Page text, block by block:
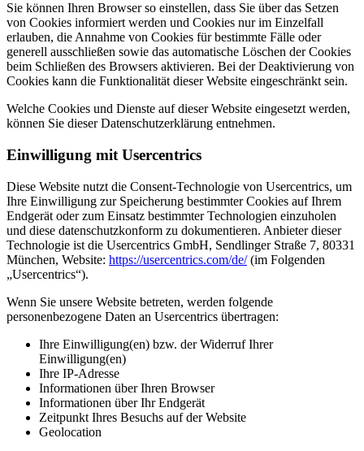
Sie können Ihren Browser so einstellen, dass Sie über das Setzen
von Cookies informiert werden und Cookies nur im Einzelfall
erlauben, die Annahme von Cookies für bestimmte Fälle oder
generell ausschließen sowie das automatische Löschen der Cookies
beim Schließen des Browsers aktivieren. Bei der Deaktivierung von
Cookies kann die Funktionalität dieser Website eingeschränkt sein.
Welche Cookies und Dienste auf dieser Website eingesetzt werden,
können Sie dieser Datenschutzerklärung entnehmen.
Einwilligung mit Usercentrics
Diese Website nutzt die Consent-Technologie von Usercentrics, um
Ihre Einwilligung zur Speicherung bestimmter Cookies auf Ihrem
Endgerät oder zum Einsatz bestimmter Technologien einzuholen
und diese datenschutzkonform zu dokumentieren. Anbieter dieser
Technologie ist die Usercentrics GmbH, Sendlinger Straße 7, 80331
München, Website: https://usercentrics.com/de/(im Folgenden
„Usercentrics“).
Wenn Sie unsere Website betreten, werden folgende
personenbezogene Daten an Usercentrics übertragen:
Ihre Einwilligung(en) bzw. der Widerruf Ihrer
Einwilligung(en)
Ihre IP-Adresse
Informationen über Ihren Browser
Informationen über Ihr Endgerät
Zeitpunkt Ihres Besuchs auf der Website
Geolocation